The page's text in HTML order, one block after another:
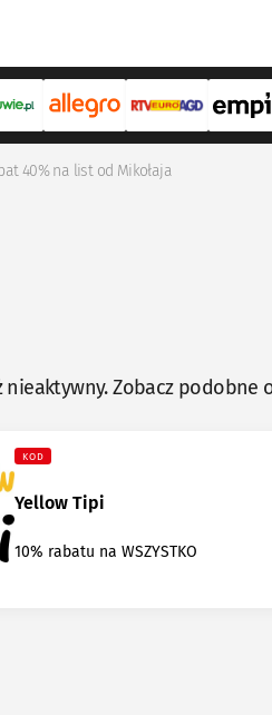
40% na list od Mikołaja
nieaktywny. Zobacz podobne
KOD
Yellow Tipi
10% rabatu na WSZYSTKO